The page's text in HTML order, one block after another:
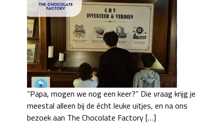
“Papa, mogen we nog een keer?” Die vraag krijg je
meestal alleen bij de écht leuke uitjes, en na ons
bezoek aan The Chocolate Factory […]